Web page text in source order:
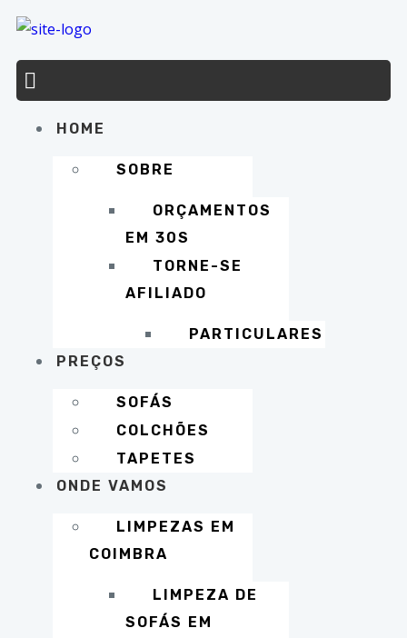
HOME
SOBRE
ORÇAMENTOS
EM 30S
TORNE-SE
AFILIADO
PARTICULARES
PREÇOS
SOFÁS
COLCHÕES
TAPETES
ONDE VAMOS
LIMPEZAS EM
COIMBRA
LIMPEZA DE
SOFÁS EM